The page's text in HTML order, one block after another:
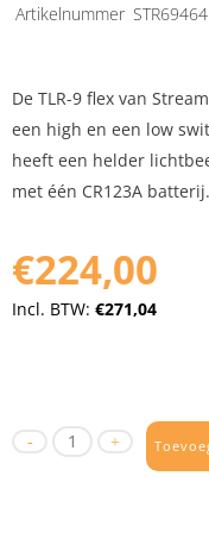
Artikelnummer STR69464
De TLR-9 flex van
een high en een low
heeft een helder
met één CR123A batterij.
€224,00
Incl. BTW: €271,04